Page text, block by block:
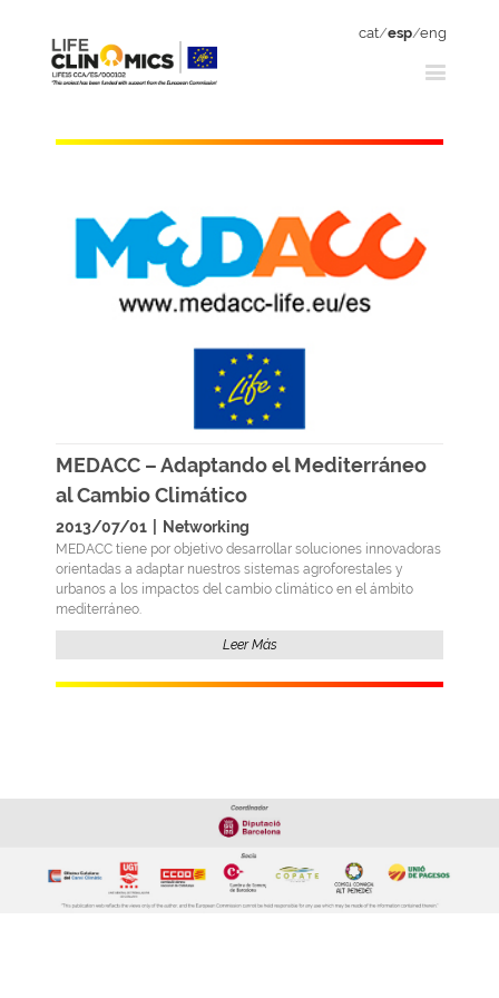
cat/esp/eng
MEDACC – Adaptando el Mediterráneo
al Cambio Climático
2013/07/01 Networking
MEDACC tiene por objetivo desarrollar soluciones innovadoras
orientadas a adaptar nuestros sistemas agroforestales y
urbanos a los impactos del cambio climático en el ámbito
mediterráneo.
Leer Más